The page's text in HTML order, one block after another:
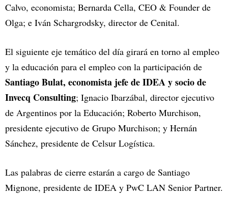
Calvo, economista; Bernarda Cella, CEO & Founder de
Olga; e Iván Schargrodsky, director de Cenital.
El siguiente eje temático del día girará en torno al empleo
y la educación para el empleo con la participación de
Santiago Bulat, economista jefe de IDEA y socio de
Invecq Consulting; Ignacio Ibarzábal, director ejecutivo
de Argentinos por la Educación; Roberto Murchison,
presidente ejecutivo de Grupo Murchison; y Hernán
Sánchez, presidente de Celsur Logística.
Las palabras de cierre estarán a cargo de Santiago
Mignone, presidente de IDEA y PwC LAN Senior Partner.